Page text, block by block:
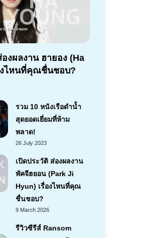
งผลงาน ฮายอง (Ha
งไหนที่คุณชื่นชอบ?
รวม 10 หนังเรือดำน้ำ
สุดยอดเยี่ยมที่ห้าม
พลาด!
26 July 2023
เปิดประวัติ ส่องผลงาน
พัคจีฮยอน (Park Ji
Hyun) เรื่องไหนที่คุณ
ชื่นชอบ?
9 March 2026
รีวิวซีรีส์ Ransom